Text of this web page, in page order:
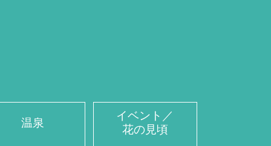
温泉
イベント／
花の見頃